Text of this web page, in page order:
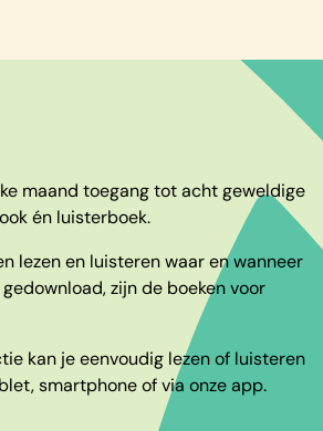
maand toegang tot acht geweldige
én luisterboek.
lezen en luisteren waar en wanneer
zijn de boeken voor
kan je eenvoudig lezen of luisteren
smartphone of via onze app.